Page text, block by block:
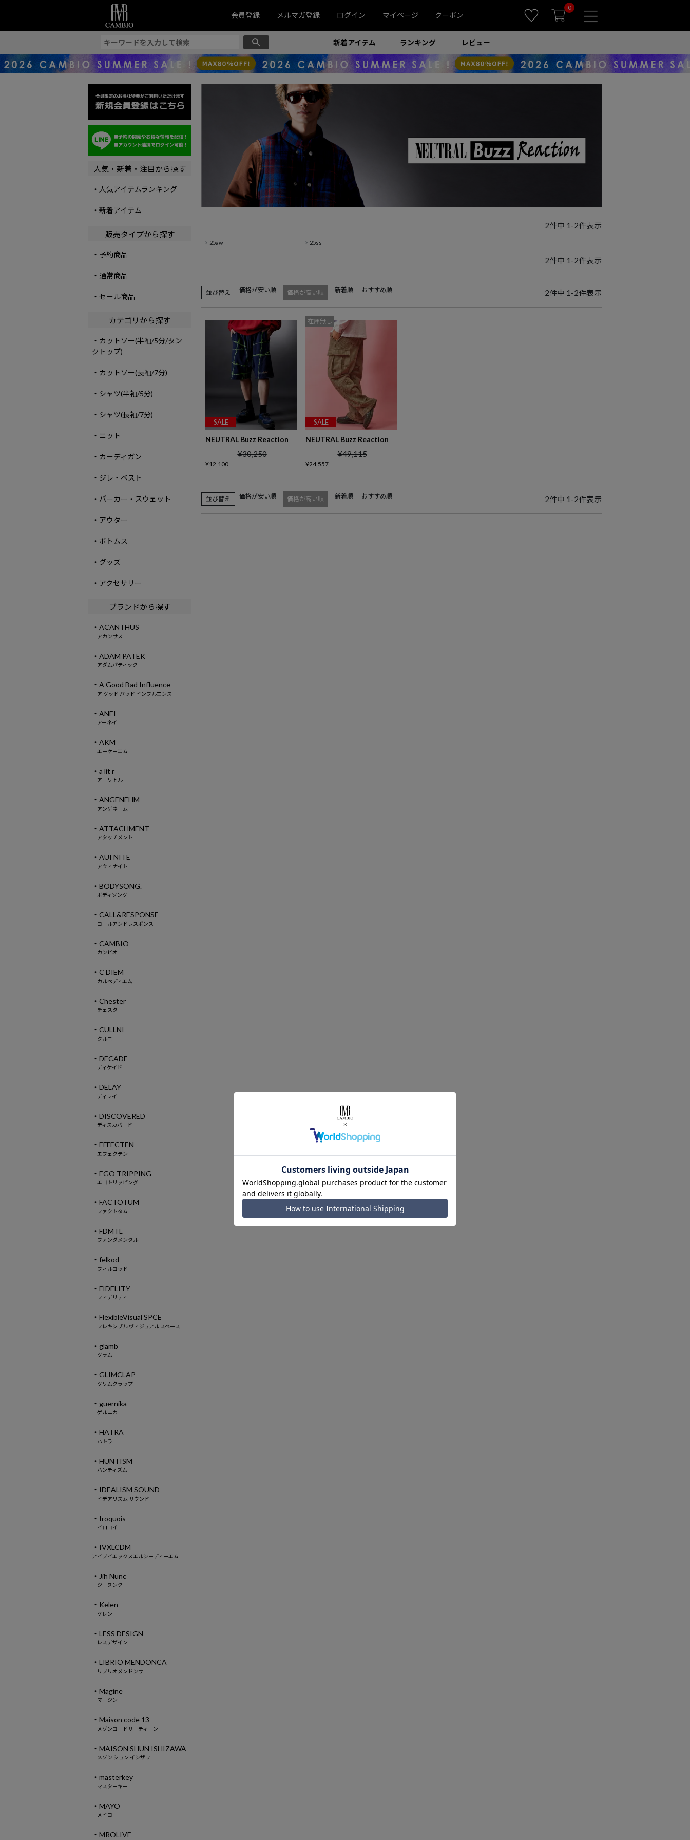
会員登録 メルマガ登録 ログイン マイページ クーポン
0
新着アイテム ランキング レビュー
2件中 1 -2件表示
25aw 25ss
2件中 1 -2件表示
並び替え 価格が安い順 価格が高い順 新着順 おすすめ順 2件中 1 -2件表示
SALE
NEUTRAL Buzz Reaction
¥30,250
¥12,100
SALE
NEUTRAL Buzz Reaction
¥49,115
¥24,557
在庫無し
並び替え 価格が安い順 価格が高い順 新着順 おすすめ順 2件中 1 -2件表示
人気・新着・注目から探す
・人気アイテムランキング
・新着アイテム
販売タイプから探す
・予約商品
・通常商品
・セール商品
カテゴリから探す
・カットソー(半袖/5分/タン
クトップ)
・カットソー(長袖/7分)
・シャツ(半袖/5分)
・シャツ(長袖/7分)
・ニット
・カーディガン
・ジレ・ベスト
・パーカー・スウェット
・アウター
・ボトムス
・グッズ
・アクセサリー
ブランドから探す
・ACANTHUS
アカンサス
・ADAM PATEK
アダムパティック
・A Good Bad Influence
ア グッド バッド インフルエンス
・ANEI
アーネイ
・AKM
エーケーエム
・a lit r
ア リトル
・ANGENEHM
アンゲネーム
・ATTACHMENT
アタッチメント
・AUI NITE
アウィナイト
・BODYSONG.
ボディソング
・CALL&RESPONSE
コールアンドレスポンス
・CAMBIO
カンビオ
・C DIEM
カルペディエム
・Chester
チェスター
・CULLNI
クルニ
・DECADE
ディケイド
・DELAY
ディレイ
・DISCOVERED
ディスカバード
・EFFECTEN
エフェクテン
・EGO TRIPPING
エゴトリッピング
・FACTOTUM
ファクトタム
・FDMTL
ファンダメンタル
・felkod
フィルコッド
・FIDELITY
フィデリティ
・FlexibleVisual SPCE
フレキシブル ヴィジュアル スペース
・glamb
グラム
・GLIMCLAP
グリムクラップ
・guernika
ゲルニカ
・HATRA
ハトラ
・HUNTISM
ハンティズム
・IDEALISM SOUND
イデアリズム サウンド
・Iroquois
イロコイ
・IVXLCDM
アイブイエックスエルシーディーエム
・Jih Nunc
ジーヌンク
・Kelen
ケレン
・LESS DESIGN
レスデザイン
・LIBRIO MENDONCA
リブリオメンドンサ
・Magine
マージン
・Maison code 13
メゾンコードサーティーン
・MAISON SHUN ISHIZAWA
メゾン シュン イシザワ
・masterkey
マスターキー
・MAYO
メイヨー
・MROLIVE